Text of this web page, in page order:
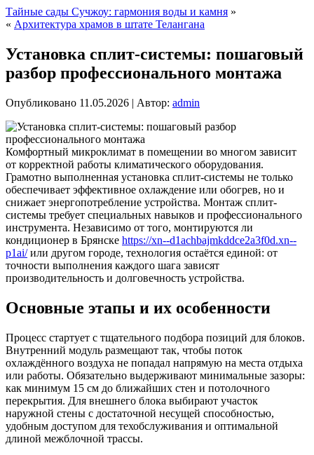
Тайные сады Сучжоу: гармония воды и камня »
« Архитектура храмов в штате Телангана
Установка сплит-системы: пошаговый
разбор профессионального монтажа
Опубликовано 11.05.2026 | Автор: admin
Комфортный микроклимат в помещении во многом зависит
от корректной работы климатического оборудования.
Грамотно выполненная установка сплит-системы не только
обеспечивает эффективное охлаждение или обогрев, но и
снижает энергопотребление устройства. Монтаж сплит-
системы требует специальных навыков и профессионального
инструмента. Независимо от того, монтируются ли
кондиционер в Брянске https://xn--d1achbajmkddce2a3f0d.xn--
p1ai/или другом городе, технология остаётся единой: от
точности выполнения каждого шага зависят
производительность и долговечность устройства.
Основные этапы и их особенности
Процесс стартует с тщательного подбора позиций для блоков.
Внутренний модуль размещают так, чтобы поток
охлаждённого воздуха не попадал напрямую на места отдыха
или работы. Обязательно выдерживают минимальные зазоры:
как минимум 15 см до ближайших стен и потолочного
перекрытия. Для внешнего блока выбирают участок
наружной стены с достаточной несущей способностью,
удобным доступом для техобслуживания и оптимальной
длиной межблочной трассы.